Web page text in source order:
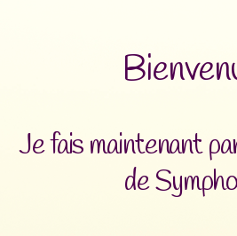
Je fais maintenant
de